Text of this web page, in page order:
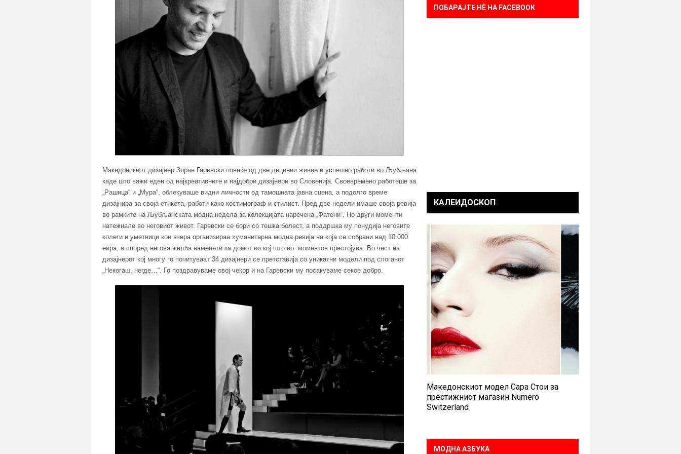
Македонскиот дизајнер Зоран Гаревски повеќе од две децении живее и успешно работи во Љубљана
каде што важи еден од најкреативните и најдобри дизајнери во Словенија. Своевремено работеше за
„Рашица“ и „Мура“, облекуваше видни личности од тамошната јавна сцена, а подолго време
дизајнира за своја етикета, работи како костимограф и стилист. Пред две недели имаше своја ревија
во рамките на Љубљанската модна недела за колекцијата наречена „Фатени“. Но други моменти
натежнале во неговиот живот. Гаревски се бори со тешка болест, а поддршка му понудија неговите
колеги и уметници кои вчера организираа хуманитарна модна ревија на која се собрани над 10.000
евра, а според негова желба наменети за домот во кој што во моментов престојува. Во чест на
дизајнерот кој многу го почитуваат 34 дизајнери се претставија со уникатни модели под слоганот
„Некогаш, негде…“. Го поздравуваме овој чекор и на Гаревски му посакуваме секое добро.
ПОБАРАЈТЕ НÈ НА FACEBOOK
КАЛЕИДОСКОП
Македонскиот модел Сара Стои за
престижниот магазин Numero
Switzerland
МОДНА АЗБУКА